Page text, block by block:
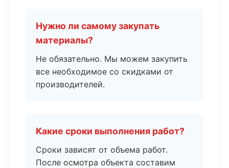
Нужно ли самому закупать
материалы?
Не обязательно. Мы можем закупить
все необходимое со скидками от
производителей.
Какие сроки выполнения работ?
Сроки зависят от объема работ.
После осмотра объекта составим